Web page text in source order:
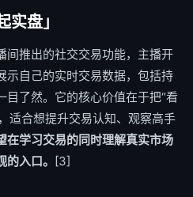
盘」
间推出的社交交易功能，主播开
示自己的实时交易数据，包括持
了然。它的核心价值在于把“看
适合想提升交易认知、观察高手
在学习交易的同时理解真实市场
入口。 [3]